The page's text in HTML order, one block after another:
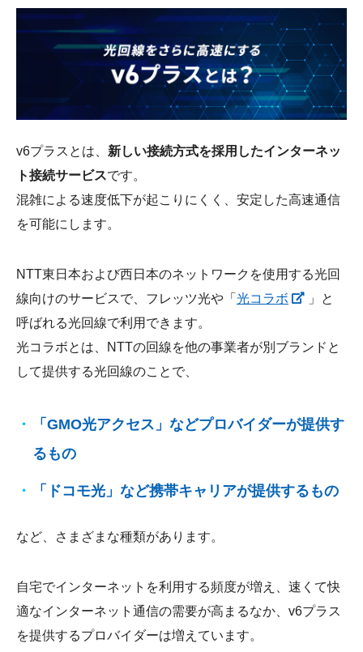
v6プラスとは、 新しい接続方式を採用したインターネッ
ト接続サービスです。
混雑による速度低下が起こりにくく、安定した高速通信
を可能にします。
NTT東日本および西日本のネットワークを使用する光回
線向けのサービスで、フレッツ光や「 光コラボ
」と
呼ばれる光回線で利用できます。
光コラボとは、NTTの回線を他の事業者が別ブランドと
して提供する光回線のことで、
「GMO光アクセス」などプロバイダーが提供す
るもの
「ドコモ光」など携帯キャリアが提供するもの
など、さまざまな種類があります。
自宅でインターネットを利用する頻度が増え、速くて快
適なインターネット通信の需要が高まるなか、v6プラス
を提供するプロバイダーは増えています。